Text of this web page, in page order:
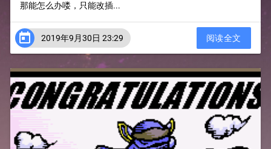
那能怎么办喽，只能改插...
 2019年9月30日 23:29 阅读全文